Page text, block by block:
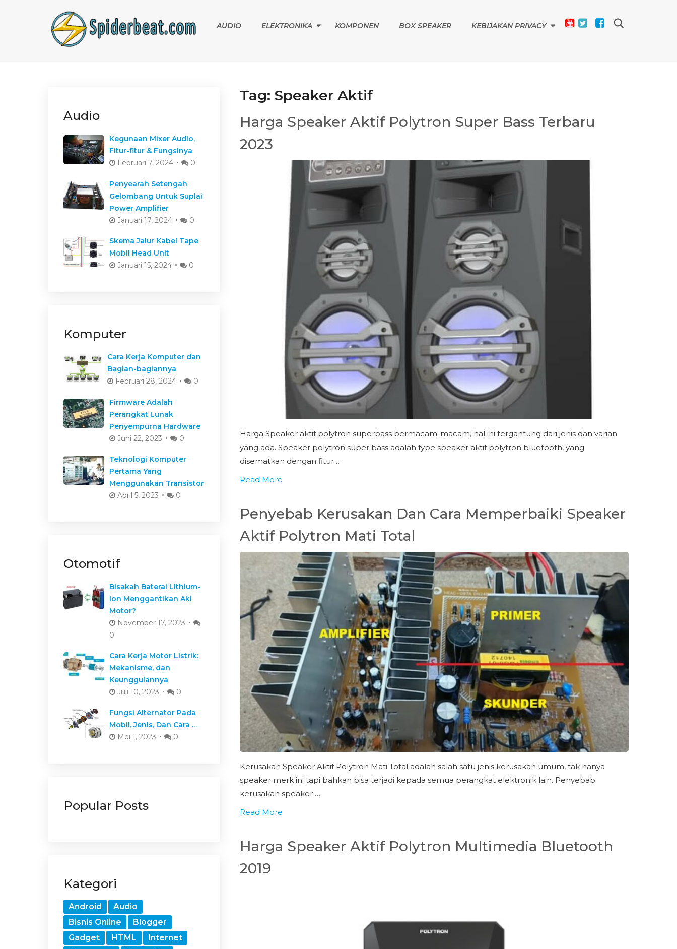
AUDIO ELEKTRONIKA KOMPONEN BOX SPEAKER KEBIJAKAN PRIVACY
Tag: Speaker Aktif
Harga Speaker Aktif Polytron Super Bass Terbaru
2023
Harga Speaker aktif polytron superbass bermacam-macam, hal ini tergantung dari jenis dan varian
yang ada. Speaker polytron super bass adalah type speaker aktif polytron bluetooth, yang
disematkan dengan fitur …
Read More
Penyebab Kerusakan Dan Cara Memperbaiki Speaker
Aktif Polytron Mati Total
Kerusakan Speaker Aktif Polytron Mati Total adalah salah satu jenis kerusakan umum, tak hanya
speaker merk ini tapi bahkan bisa terjadi kepada semua perangkat elektronik lain. Penyebab
kerusakan speaker …
Read More
Harga Speaker Aktif Polytron Multimedia Bluetooth
2019
Audio
Kegunaan Mixer Audio,
Fitur-fitur & Fungsinya
Februari 7, 2024
0
Penyearah Setengah
Gelombang Untuk Suplai
Power Amplifier
Januari 17, 2024
0
Skema Jalur Kabel Tape
Mobil Head Unit
Januari 15, 2024
0
Komputer
Cara Kerja Komputer dan
Bagian-bagiannya
Februari 28, 2024
0
Firmware Adalah
Perangkat Lunak
Penyempurna Hardware
Juni 22, 2023
0
Teknologi Komputer
Pertama Yang
Menggunakan Transistor
April 5, 2023
0
Otomotif
Bisakah Baterai Lithium-
Ion Menggantikan Aki
Motor?
November 17, 2023
0
Cara Kerja Motor Listrik:
Mekanisme, dan
Keunggulannya
Juli 10, 2023
0
Fungsi Alternator Pada
Mobil, Jenis, Dan Cara …
Mei 1, 2023
0
Popular Posts
Kategori
Android
Audio
Bisnis Online
Blogger
Gadget
HTML
Internet